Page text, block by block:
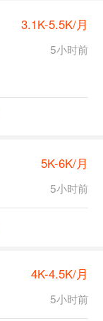
3.1K-5.5K/月
5小时前
5K-6K/月
5小时前
4K-4.5K/月
5小时前